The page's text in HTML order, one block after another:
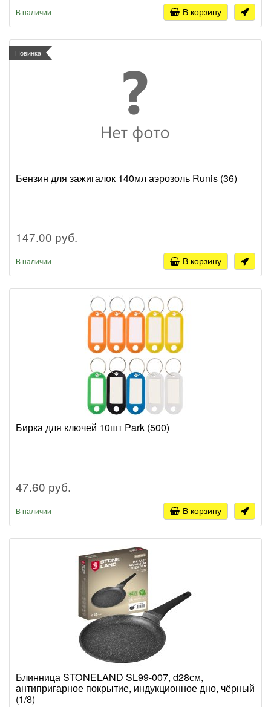
В наличии В корзину
Новинка
Бензин для зажигалок 140мл аэрозоль Runis (36)
147.00 руб.
В наличии В корзину
Бирка для ключей 10шт Park (500)
47.60 руб.
В наличии В корзину
Блинница STONELAND SL99-007, d28см,
антипригарное покрытие, индукционное дно, чёрный
(1/8)